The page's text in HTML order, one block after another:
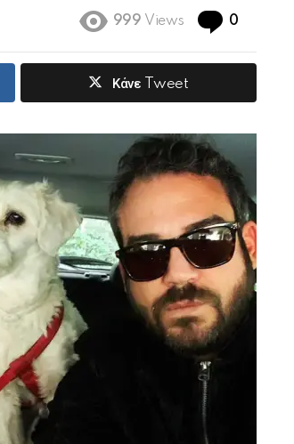
999 Views 0
Κάνε Tweet